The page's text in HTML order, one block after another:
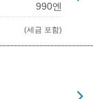
990엔
(세금 포함)